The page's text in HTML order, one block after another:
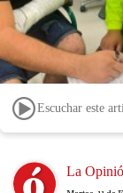
Escuchar este
Image La